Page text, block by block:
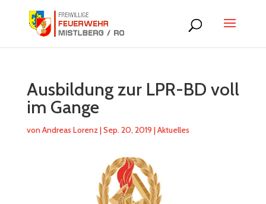
Ausbildung zur LPR-BD voll
im Gange
vonAndreas Lorenz|Sep. 20, 2019 |Aktuelles